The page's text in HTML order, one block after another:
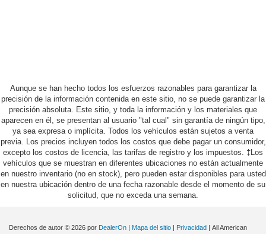
Aunque se han hecho todos los esfuerzos razonables para garantizar la
precisión de la información contenida en este sitio, no se puede garantizar la
precisión absoluta. Este sitio, y toda la información y los materiales que
aparecen en él, se presentan al usuario "tal cual" sin garantía de ningún tipo,
ya sea expresa o implícita. Todos los vehículos están sujetos a venta
previa. Los precios incluyen todos los costos que debe pagar un consumidor,
excepto los costos de licencia, las tarifas de registro y los impuestos. ‡Los
vehículos que se muestran en diferentes ubicaciones no están actualmente
en nuestro inventario (no en stock), pero pueden estar disponibles para usted
en nuestra ubicación dentro de una fecha razonable desde el momento de su
solicitud, que no exceda una semana.
Derechos de autor © 2026 por DealerOn | Mapa del sitio | Privacidad | All American